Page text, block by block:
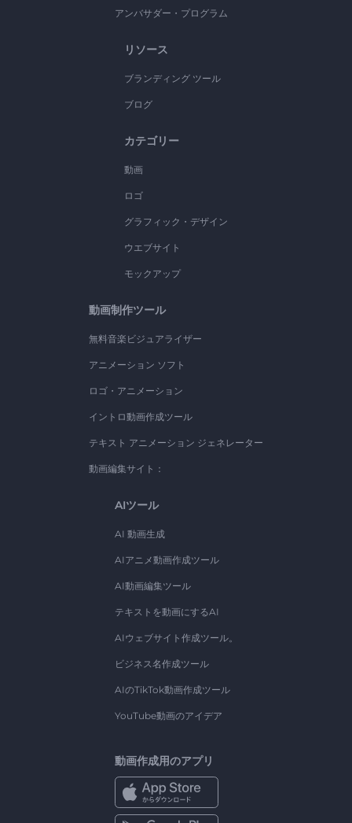
アンバサダー・プログラム
リソース
ブランディング ツール
ブログ
カテゴリー
動画
ロゴ
グラフィック・デザイン
ウエブサイト
モックアップ
動画制作ツール
無料音楽ビジュアライザー
アニメーション ソフト
ロゴ・アニメーション
イントロ動画作成ツール
テキスト アニメーション ジェネレーター
動画編集サイト：
AIツール
AI 動画生成
AIアニメ動画作成ツール
AI動画編集ツール
テキストを動画にするAI
AIウェブサイト作成ツール。
ビジネス名作成ツール
AIのTikTok動画作成ツール
YouTube動画のアイデア
動画作成用のアプリ